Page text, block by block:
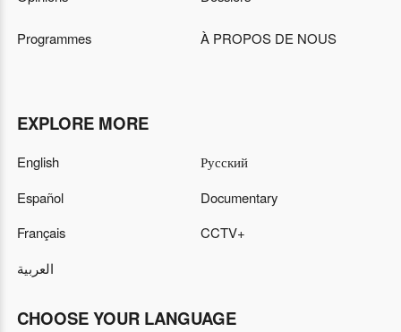
Programmes À PROPOS DE NOUS
EXPLORE MORE
English
Español
Français
العربية
Русский
Documentary
CCTV+
CHOOSE YOUR LANGUAGE